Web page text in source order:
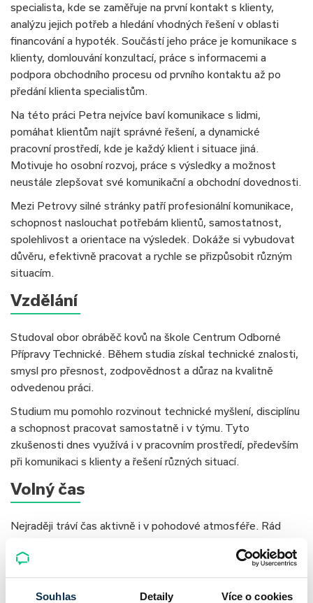
Souhlas Detaily Více o cookies
specialista, kde se zaměřuje na první kontakt s klienty,
analýzu jejich potřeb a hledání vhodných řešení v oblasti
financování a hypoték. Součástí jeho práce je komunikace s
klienty, domlouvání konzultací, práce s informacemi a
podpora obchodního procesu od prvního kontaktu až po
předání klienta specialistům.
Na této práci Petra nejvíce baví komunikace s lidmi,
pomáhat klientům najít správné řešení, a dynamické
pracovní prostředí, kde je každý klient i situace jiná.
Motivuje ho osobní rozvoj, práce s výsledky a možnost
neustále zlepšovat své komunikační a obchodní dovednosti.
Mezi Petrovy silné stránky patří profesionální komunikace,
schopnost naslouchat potřebám klientů, samostatnost,
spolehlivost a orientace na výsledek. Dokáže si vybudovat
důvěru, efektivně pracovat a rychle se přizpůsobit různým
situacím.
Vzdělání
Studoval obor obráběč kovů na škole Centrum Odborné
Přípravy Technické. Během studia získal technické znalosti,
smysl pro přesnost, zodpovědnost a důraz na kvalitně
odvedenou práci.
Studium mu pomohlo rozvinout technické myšlení, disciplínu
a schopnost pracovat samostatně i v týmu. Tyto
zkušenosti dnes využívá i v pracovním prostředí, především
při komunikaci s klienty a řešení různých situací.
Volný čas
Nejraději tráví čas aktivně i v pohodové atmosféře. Rád
vyčistit hlavu. Občas se věnuje i PC hrám, u kterých si
trošku odpočine. Rád tráví čas také se svou přítelkyní, se
kterou rád podniká různé aktivity a užívá si společné chvíle.